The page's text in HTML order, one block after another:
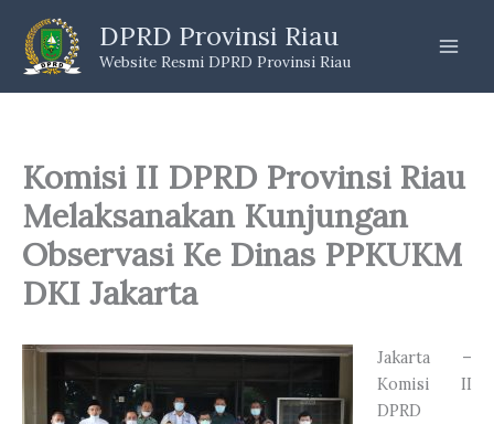
content
DPRD Provinsi Riau
Website Resmi DPRD Provinsi Riau
Komisi II DPRD Provinsi Riau
Melaksanakan Kunjungan
Observasi Ke Dinas PPKUKM
DKI Jakarta
Jakarta –
Komisi II
DPRD